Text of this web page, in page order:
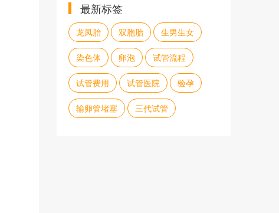
最新标签
龙凤胎 双胞胎 生男生女
染色体 卵泡 试管流程
试管费用 试管医院 验孕
输卵管堵塞 三代试管